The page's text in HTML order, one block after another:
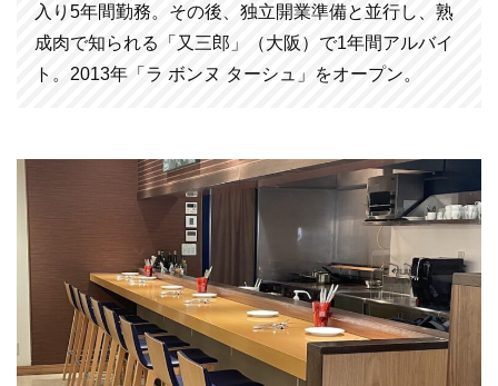
入り5年間勤務。その後、独立開業準備と並行し、熟
成肉で知られる「又三郎」（大阪）で1年間アルバイ
ト。2013年「ラ ボンヌ ターシュ」をオープン。